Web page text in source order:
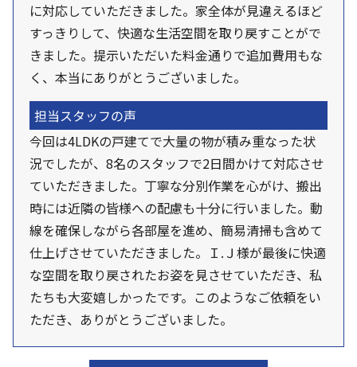
に対応していただきました。家全体が見違えるほど
すっきりして、快適な生活空間を取り戻すことがで
きました。提示いただいた料金通りで追加費用もな
く、本当にありがとうございました。
担当スタッフの声
今回は4LDKの戸建てで大量の物が積み重なった状
況でしたが、8名のスタッフで2日間かけて対応させ
ていただきました。丁寧な分別作業を心がけ、搬出
時には近隣の皆様への配慮も十分に行いました。動
線を確保しながら各部屋を進め、簡易清掃も含めて
仕上げさせていただきました。Ｉ.Ｊ様が最後に快適
な空間を取り戻されたお姿を見させていただき、私
たちも大変嬉しかったです。このようなご依頼をい
ただき、ありがとうございました。